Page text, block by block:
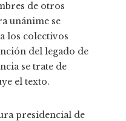
de otros
unánime se
los colectivos
del legado de
se trate de
el texto.
presidencial de